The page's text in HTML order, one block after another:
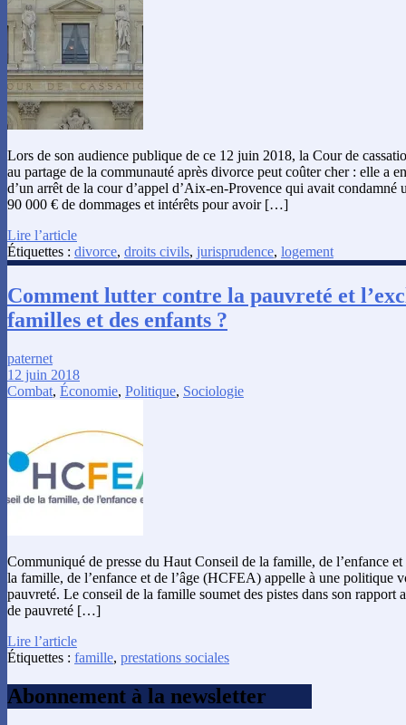
Lors de son audience publique de ce 12 juin 2018, la Cour de
au partage de la communauté après divorce peut coûter cher : elle a
d’un arrêt de la cour d’appel d’Aix-en-Provence qui avait condamné
90 000 € de dommages et intérêts pour avoir […]
Lire l’article
Étiquettes : divorce, droits civils, jurisprudence, logement
Comment lutter contre la pauvreté et
familles et des enfants ?
paternet
12 juin 2018
Combat, Économie, Politique, Sociologie
Communiqué de presse du Haut Conseil de la famille, de l’enfance
la famille, de l’enfance et de l’âge (HCFEA) appelle à une politique
pauvreté. Le conseil de la famille soumet des pistes dans son
de pauvreté […]
Lire l’article
Étiquettes : famille, prestations sociales
Abonnement à la newsletter